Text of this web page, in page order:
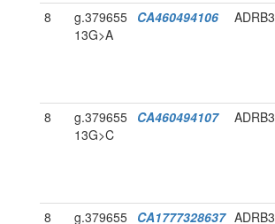
8
g.379655
13G>A
CA460494106 ADRB3
8
g.379655
13G>C
CA460494107 ADRB3
8
g.379655
CA1777328637 ADRB3